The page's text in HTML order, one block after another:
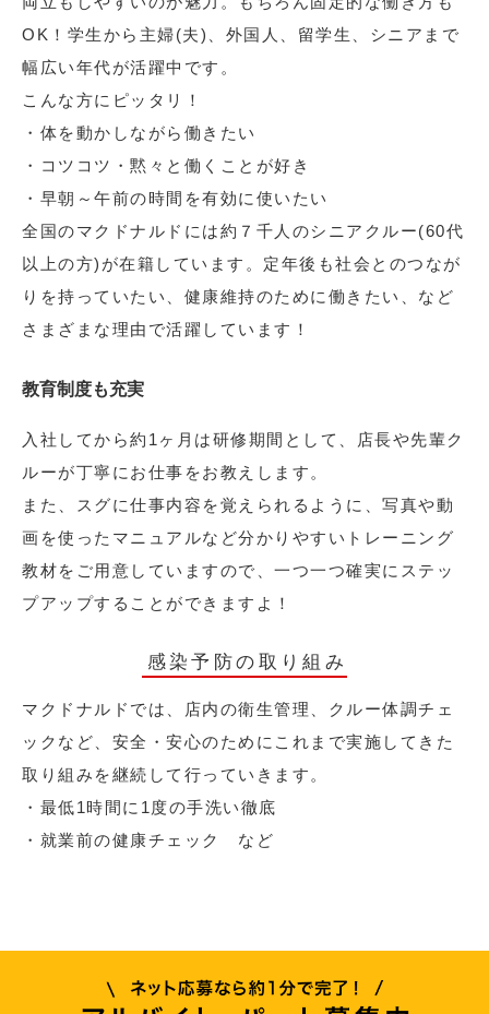
OK！学生から主婦(夫)、外国人、留学生、シニアまで
幅広い年代が活躍中です。
こんな方にピッタリ！
・体を動かしながら働きたい
・コツコツ・黙々と働くことが好き
・早朝～午前の時間を有効に使いたい
全国のマクドナルドには約７千人のシニアクルー(60代
以上の方)が在籍しています。定年後も社会とのつなが
りを持っていたい、健康維持のために働きたい、など
さまざまな理由で活躍しています！
教育制度も充実
入社してから約1ヶ月は研修期間として、店長や先輩ク
ルーが丁寧にお仕事をお教えします。
また、スグに仕事内容を覚えられるように、写真や動
画を使ったマニュアルなど分かりやすいトレーニング
教材をご用意していますので、一つ一つ確実にステッ
プアップすることができますよ！
感染予防の取り組み
マクドナルドでは、店内の衛生管理、クルー体調チェ
ックなど、安全・安心のためにこれまで実施してきた
取り組みを継続して行っていきます。
・最低1時間に1度の手洗い徹底
・就業前の健康チェック など